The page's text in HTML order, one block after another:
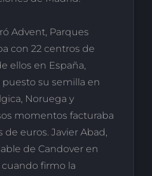
Advent, Parques
con 22 centros de
ellos en España,
su semilla en
Noruega y
momentos facturaba
de euros. Javier Abad,
de Candover en
cuando firmo la